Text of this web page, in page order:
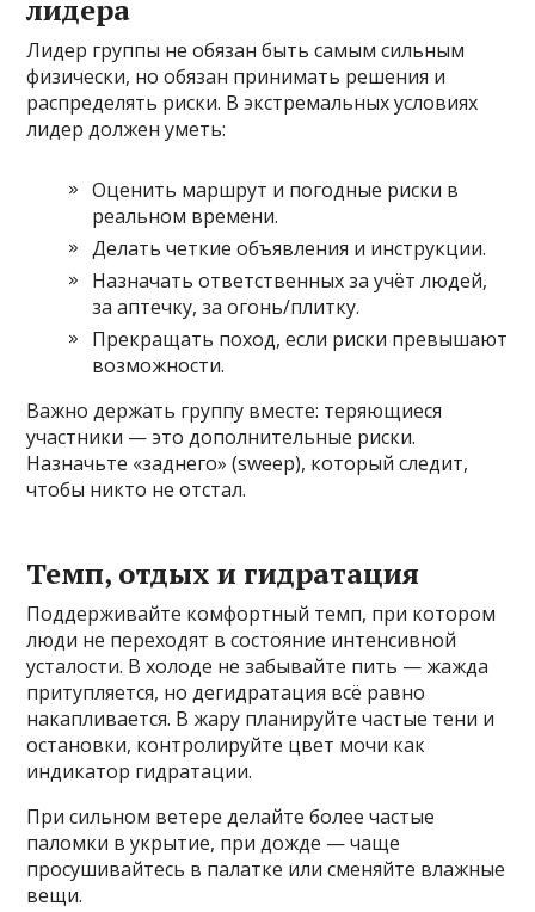
лидера
Лидер группы не обязан быть самым сильным
физически, но обязан принимать решения и
распределять риски. В экстремальных условиях
лидер должен уметь:
Оценить маршрут и погодные риски в
реальном времени.
Делать четкие объявления и инструкции.
Назначать ответственных за учёт людей,
за аптечку, за огонь/плитку.
Прекращать поход, если риски превышают
возможности.
Важно держать группу вместе: теряющиеся
участники — это дополнительные риски.
Назначьте «заднего» (sweep), который следит,
чтобы никто не отстал.
Темп, отдых и гидратация
Поддерживайте комфортный темп, при котором
люди не переходят в состояние интенсивной
усталости. В холоде не забывайте пить — жажда
притупляется, но дегидратация всё равно
накапливается. В жару планируйте частые тени и
остановки, контролируйте цвет мочи как
индикатор гидратации.
При сильном ветерe делайте более частые
паломки в укрытие, при дожде — чаще
просушивайтесь в палатке или сменяйте влажные
вещи.